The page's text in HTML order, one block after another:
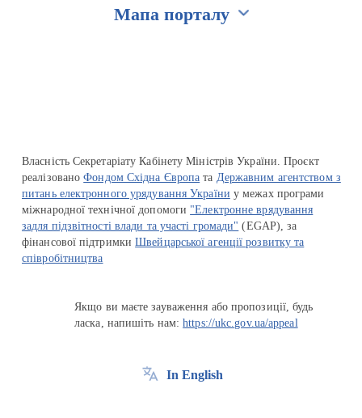
Мапа порталу
Власність Секретаріату Кабінету Міністрів України. Проєкт
реалізованоФондом Східна Європа та Державним агентством з
питань електронного урядування України у межах програми
міжнародної технічної допомоги "Електронне врядування
задля підзвітності влади та участі громади" (EGAP), за
фінансової підтримкиШвейцарської агенції розвитку та
співробітництва
Якщо ви маєте зауваження або пропозиції, будь
ласка, напишіть нам:https://ukc.gov.ua/appeal
In English